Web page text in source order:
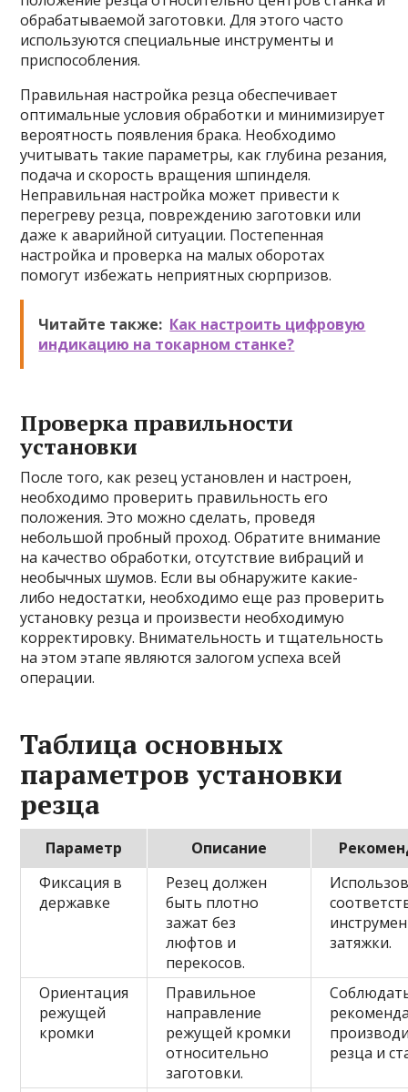
обрабатываемой заготовки. Для этого часто
используются специальные инструменты и
приспособления.
Правильная настройка резца обеспечивает
оптимальные условия обработки и минимизирует
вероятность появления брака. Необходимо
учитывать такие параметры, как глубина резания,
подача и скорость вращения шпинделя.
Неправильная настройка может привести к
перегреву резца, повреждению заготовки или
даже к аварийной ситуации. Постепенная
настройка и проверка на малых оборотах
помогут избежать неприятных сюрпризов.
Читайте также: Как настроить цифровую
индикацию на токарном станке?
Проверка правильности
установки
После того, как резец установлен и настроен,
необходимо проверить правильность его
положения. Это можно сделать, проведя
небольшой пробный проход. Обратите внимание
на качество обработки, отсутствие вибраций и
необычных шумов. Если вы обнаружите какие-
либо недостатки, необходимо еще раз проверить
установку резца и произвести необходимую
корректировку. Внимательность и тщательность
на этом этапе являются залогом успеха всей
операции.
Таблица основных
параметров установки
резца
Параметр Описание
Фиксация в
державке
Резец должен
быть плотно
зажат без
люфтов и
перекосов.
затяжки.
Ориентация
режущей
кромки
Правильное
направление
режущей кромки
относительно
заготовки.
резца и